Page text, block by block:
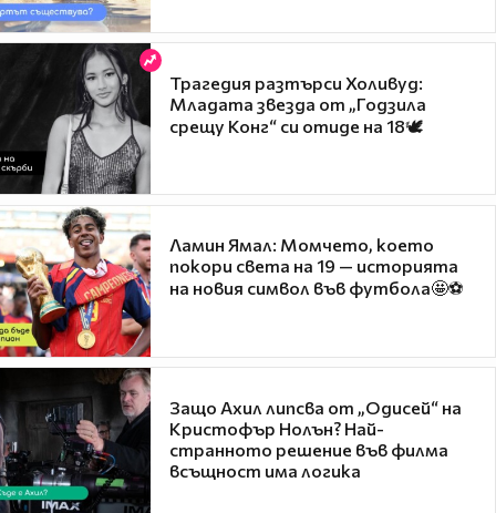
Трагедия разтърси Холивуд:
Младата звезда от „Годзила
срещу Конг“ си отиде на 18🕊️
Ламин Ямал: Момчето, което
покори света на 19 — историята
на новия символ във футбола🤩⚽
Защо Ахил липсва от „Одисей“ на
Кристофър Нолън? Най-
странното решение във филма
всъщност има логика